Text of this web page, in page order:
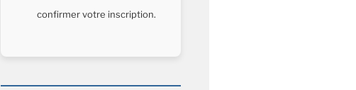
confirmer votre inscription.